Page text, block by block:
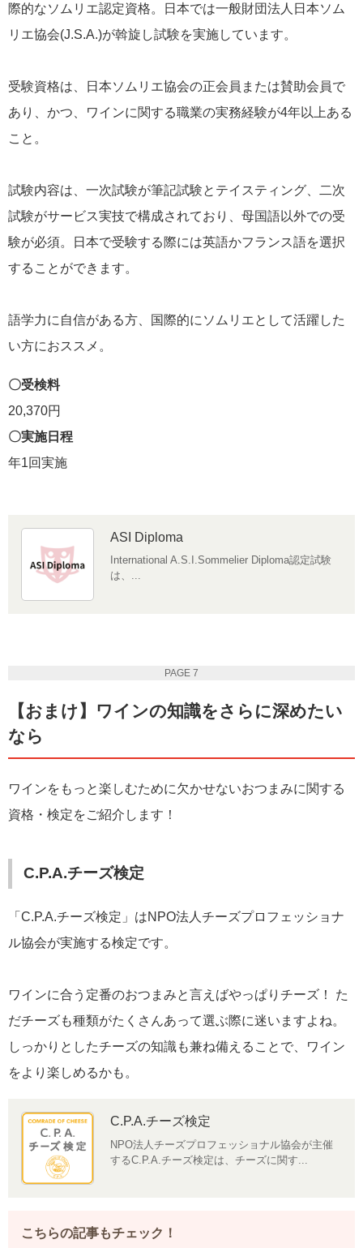
際的なソムリエ認定資格。日本では一般財団法人日本ソム
リエ協会(J.S.A.)が斡旋し試験を実施しています。
受験資格は、日本ソムリエ協会の正会員または賛助会員で
あり、かつ、ワインに関する職業の実務経験が4年以上ある
こと。
試験内容は、一次試験が筆記試験とテイスティング、二次
試験がサービス実技で構成されており、母国語以外での受
験が必須。日本で受験する際には英語かフランス語を選択
することができます。
語学力に自信がある方、国際的にソムリエとして活躍した
い方におススメ。
〇受検料
20,370円
〇実施日程
年1回実施
ASI Diploma
International A.S.I.Sommelier Diploma認定試験
は、...
PAGE 7
【おまけ】ワインの知識をさらに深めたい
なら
ワインをもっと楽しむために欠かせないおつまみに関する
資格・検定をご紹介します！
C.P.A.チーズ検定
「C.P.A.チーズ検定」はNPO法人チーズプロフェッショナ
ル協会が実施する検定です。
ワインに合う定番のおつまみと言えばやっぱりチーズ！ た
だチーズも種類がたくさんあって選ぶ際に迷いますよね。
しっかりとしたチーズの知識も兼ね備えることで、ワイン
をより楽しめるかも。
C.P.A.チーズ検定
NPO法人チーズプロフェッショナル協会が主催
するC.P.A.チーズ検定は、チーズに関す...
こちらの記事もチェック！